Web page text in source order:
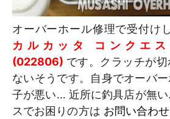
オーバーホール修理で受付け
カルカッタ コンクエ
(022806) です。クラッチが
ないそうです。自身でオーバ
子が悪い… 近所に釣具店が無
スでお困りの方は お問い合わせ